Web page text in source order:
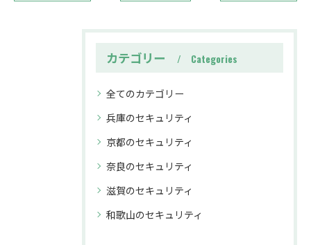
カテゴリー Categories
全てのカテゴリー
兵庫のセキュリティ
京都のセキュリティ
奈良のセキュリティ
滋賀のセキュリティ
和歌山のセキュリティ